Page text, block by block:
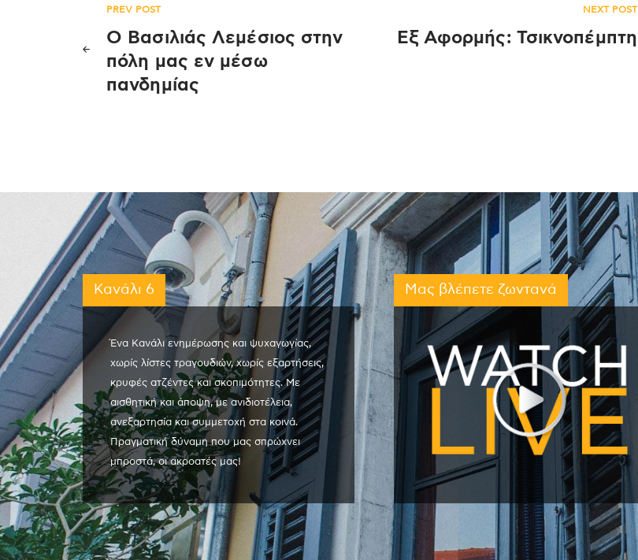
Πλοήγηση
άρθρων
PREV POST
Ο Βασιλιάς Λεμέσιος στην
πόλη μας εν μέσω
πανδημίας
NEXT POST
Εξ Αφορμής: Τσικνοπέμπτη
Κανάλι 6
Ένα Κανάλι ενημέρωσης και ψυχαγωγίας,
χωρίς λίστες τραγουδιών, χωρίς εξαρτήσεις,
κρυφές ατζέντες και σκοπιμότητες. Με
αισθητική και άποψη, με ανιδιοτέλεια,
ανεξαρτησία και συμμετοχή στα κοινά.
Πραγματική δύναμη που μας σπρώχνει
μπροστά, οι ακροατές μας!
Μας βλέπετε ζωντανά